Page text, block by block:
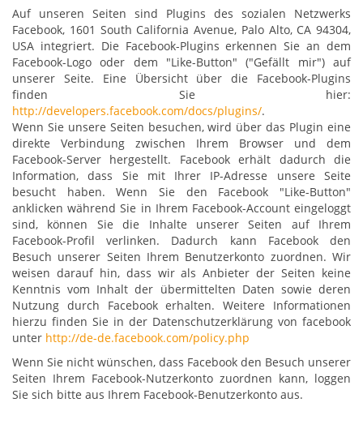
Auf unseren Seiten sind Plugins des sozialen Netzwerks
Facebook, 1601 South California Avenue, Palo Alto, CA 94304,
USA integriert. Die Facebook-Plugins erkennen Sie an dem
Facebook-Logo oder dem "Like-Button" ("Gefällt mir") auf
unserer Seite. Eine Übersicht über die Facebook-Plugins
finden Sie hier:
http://developers.facebook.com/docs/plugins/.
Wenn Sie unsere Seiten besuchen, wird über das Plugin eine
direkte Verbindung zwischen Ihrem Browser und dem
Facebook-Server hergestellt. Facebook erhält dadurch die
Information, dass Sie mit Ihrer IP-Adresse unsere Seite
besucht haben. Wenn Sie den Facebook "Like-Button"
anklicken während Sie in Ihrem Facebook-Account eingeloggt
sind, können Sie die Inhalte unserer Seiten auf Ihrem
Facebook-Profil verlinken. Dadurch kann Facebook den
Besuch unserer Seiten Ihrem Benutzerkonto zuordnen. Wir
weisen darauf hin, dass wir als Anbieter der Seiten keine
Kenntnis vom Inhalt der übermittelten Daten sowie deren
Nutzung durch Facebook erhalten. Weitere Informationen
hierzu finden Sie in der Datenschutzerklärung von facebook
unter http://de-de.facebook.com/policy.php
Wenn Sie nicht wünschen, dass Facebook den Besuch unserer
Seiten Ihrem Facebook-Nutzerkonto zuordnen kann, loggen
Sie sich bitte aus Ihrem Facebook-Benutzerkonto aus.